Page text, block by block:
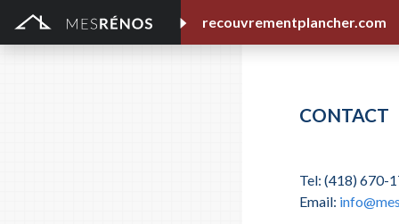
recouvrementplancher.com
CONTACT
Tel: (418) 670-
Email: